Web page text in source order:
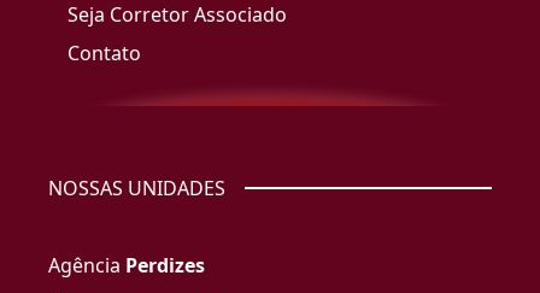
Seja Corretor Associado
Contato
NOSSAS UNIDADES
Agência Perdizes